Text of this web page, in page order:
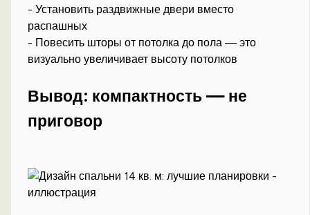
- Установить раздвижные двери вместо
распашных
- Повесить шторы от потолка до пола — это
визуально увеличивает высоту потолков
Вывод: компактность — не
приговор